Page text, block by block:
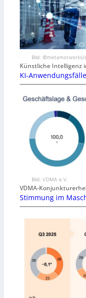
Bild: ©metamorworks/
Künstliche Intelligenz
KI-
Bild: VDMA e.V.
VDMA-
Stimmung im